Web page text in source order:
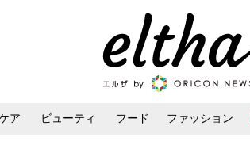
ア ビューティ フード ファッション